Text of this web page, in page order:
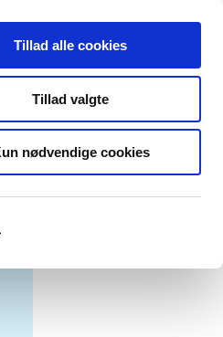
Tillad alle cookies
Tillad valgte
nødvendige cookies